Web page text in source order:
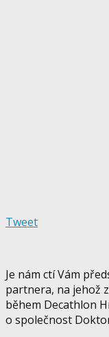
Tweet
Je nám ctí Vám
partnera, na jehož
během Decathlon
o společnost